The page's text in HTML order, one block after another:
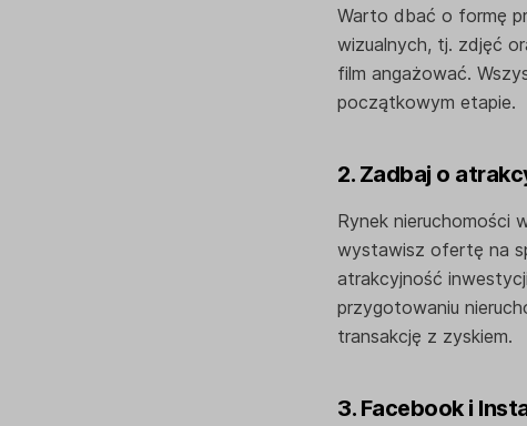
Warto dbać o formę
wizualnych, tj. zdjęć
film angażować.
początkowym etapie.
2. Zadbaj o
Rynek nieruchomości
wystawisz ofertę na
atrakcyjność
przygotowaniu
transakcję z zyskiem.
3. Facebook i